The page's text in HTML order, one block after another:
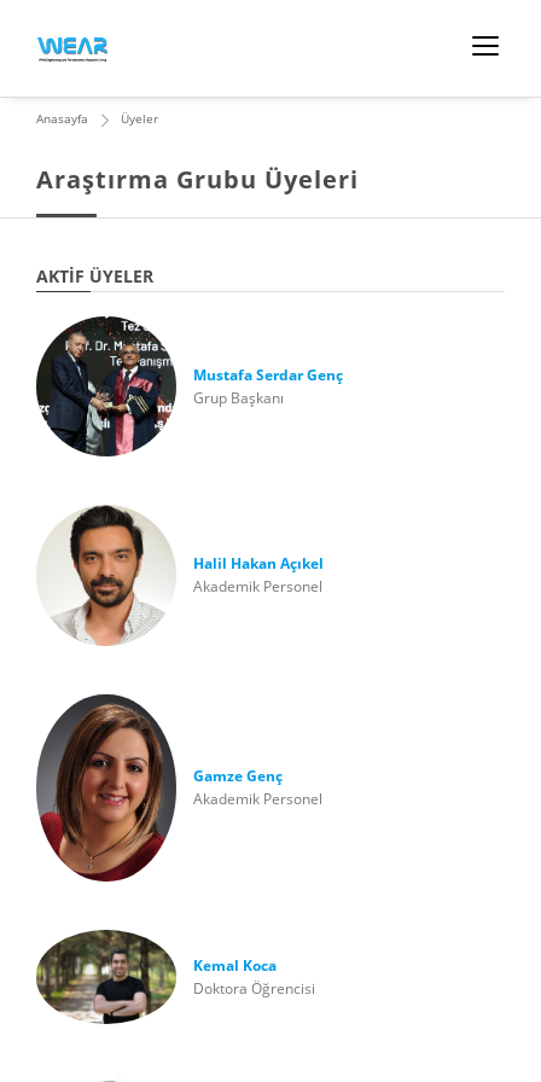
Araştırma Grubu Üyeleri
Anasayfa Üyeler
AKTIF ÜYELER
Mustafa Serdar Genç
Grup Başkanı
Halil Hakan Açıkel
Akademik Personel
Gamze Genç
Akademik Personel
Kemal Koca
Doktora Öğrencisi